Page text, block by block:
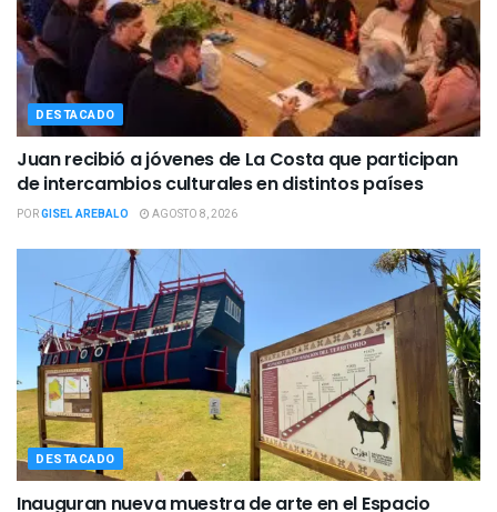
DESTACADO
Juan recibió a jóvenes de La Costa que participan
de intercambios culturales en distintos países
PORGISEL AREBALO AGOSTO 8, 2026
DESTACADO
Inauguran nueva muestra de arte en el Espacio